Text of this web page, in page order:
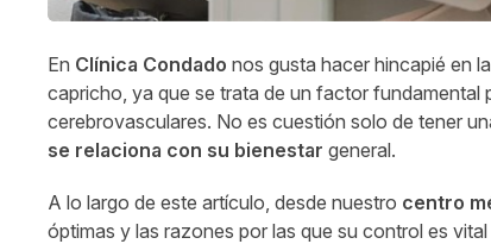
En Clínica Condado nos gusta hacer hincapié en
capricho, ya que se trata de un factor fundamental
cerebrovasculares. No es cuestión solo de tener
se relaciona con su bienestar general.
A lo largo de este artículo, desde nuestro centro
óptimas y las razones por las que su control es